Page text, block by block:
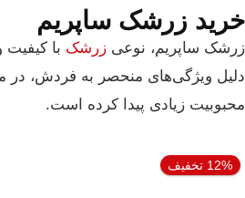
خرید زرشک ساپریم
زرشک ساپریم، نوعی زرشک با
دلیل ویژگی‌های منحصر به فردش، در
محبوبیت زیادی پیدا کرده است.
12% تخفیف